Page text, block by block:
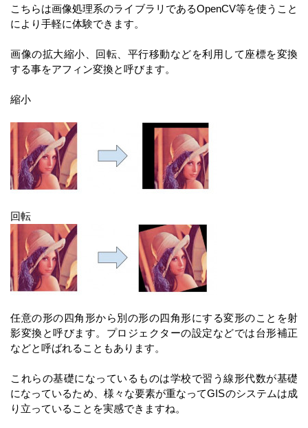
こちらは画像処理系のライブラリであるOpenCV等を使うこと
により手軽に体験できます。
画像の拡大縮小、回転、平行移動などを利用して座標を変換
する事をアフィン変換と呼びます。
縮小
回転
任意の形の四角形から別の形の四角形にする変形のことを射
影変換と呼びます。プロジェクターの設定などでは台形補正
などと呼ばれることもあります。
これらの基礎になっているものは学校で習う線形代数が基礎
になっているため、様々な要素が重なってGISのシステムは成
り立っていることを実感できますね。